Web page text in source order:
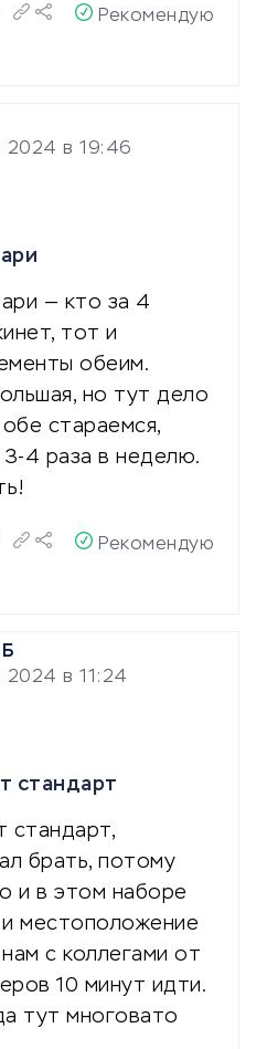
Рекомендую
2024 в 19:46
— кто за 4
тот и
обеим.
но тут дело
стараемся,
4 раза в неделю.
Рекомендую
2024 в 11:24
стандарт
стандарт,
брать, потому
и в этом наборе
и местоположение
с коллегами от
10 минут идти.
тут многовато